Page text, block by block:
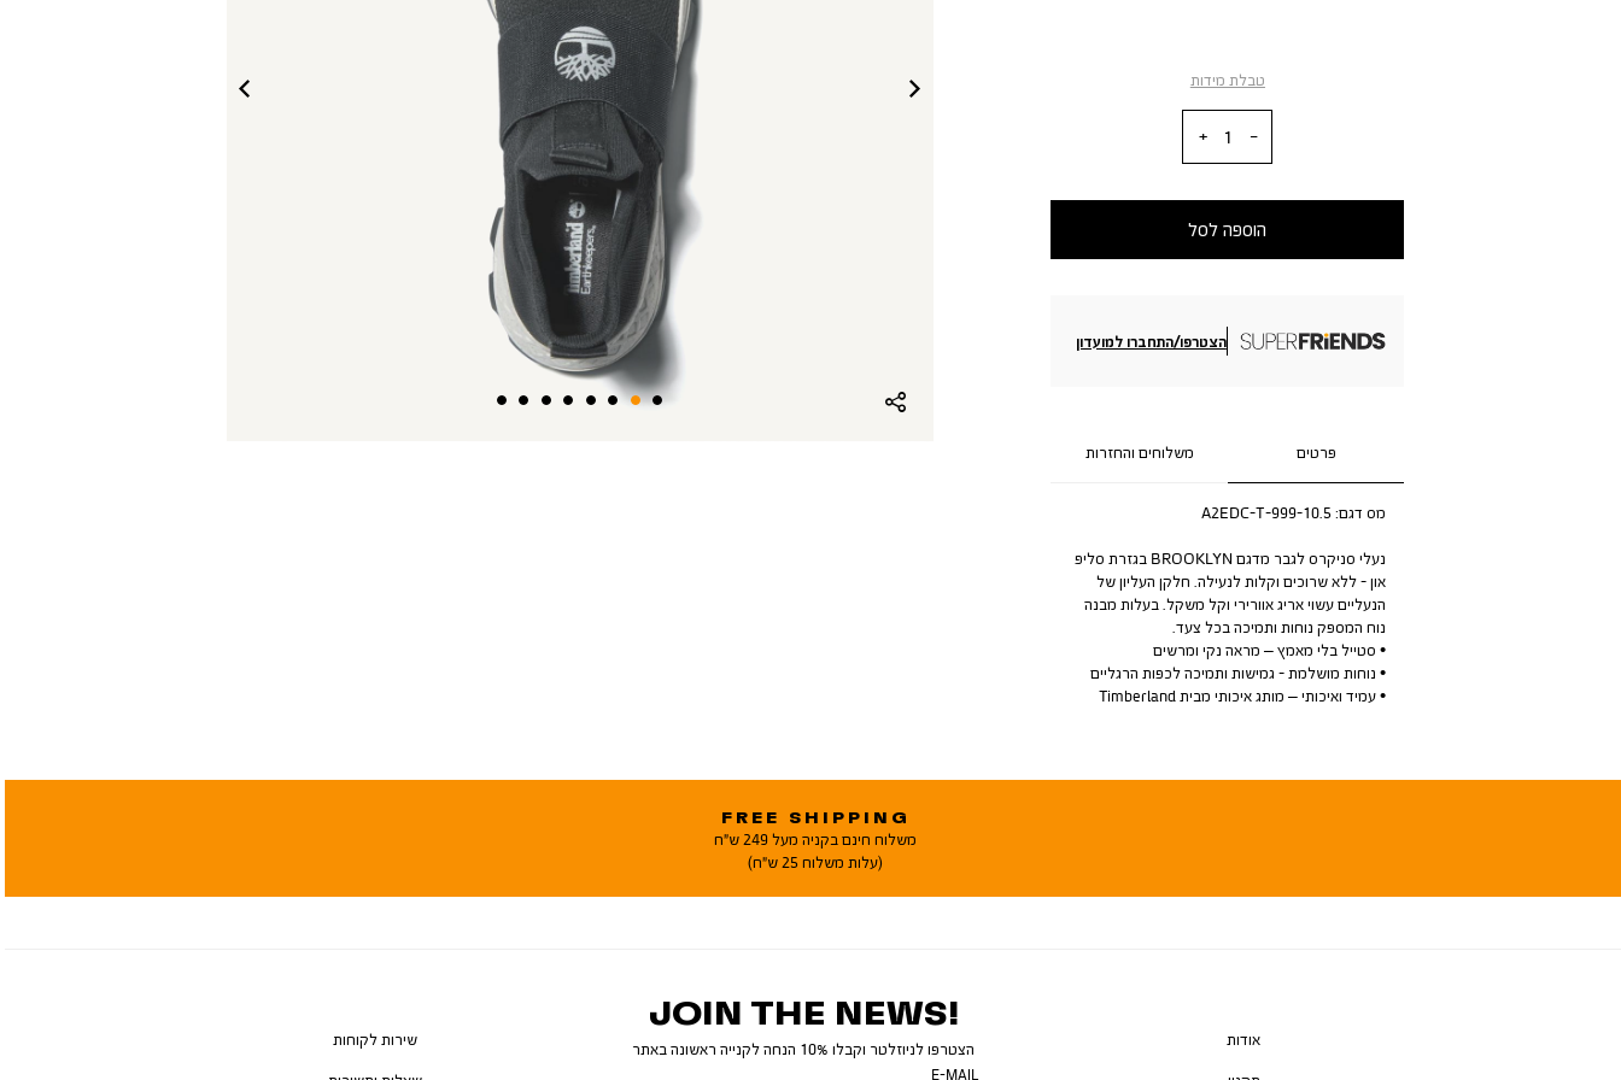
טבלת מידות
הוספה לסל
הצטרפו/התחברו למועדון
פרטים משלוחים והחזרות
מס דגם:A2EDC-T-999-10.5
נעלי סניקרס לגבר מדגם BROOKLYN בגזרת סליפ
און - ללא שרוכים וקלות לנעילה. חלקן העליון של
הנעליים עשוי אריג אוורירי וקל משקל. בעלות מבנה
נוח המספק נוחות ותמיכה בכל צעד.
• סטייל בלי מאמץ – מראה נקי ומרשים
• נוחות מושלמת - גמישות ותמיכה לכפות הרגליים
• עמיד ואיכותי – מותג איכותי מבית Timberland
FREE SHIPPING
משלוח חינם בקניה מעל 249 ש"ח
(עלות משלוח 25 ש"ח)
JOIN THE NEWS!
הצטרפו לניוזלטר וקבלו 10% הנחה לקנייה ראשונה באתר
E-MAIL
אודות שירות לקוחות